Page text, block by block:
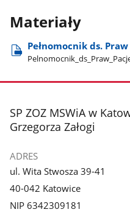
Materiały
Pełnomocnik ds.
stopka
SP ZOZ MSWiA w
Grzegorza Załogi
ADRES
ul. Wita Stwosza 39-41
40-042 Katowice
NIP 6342309181